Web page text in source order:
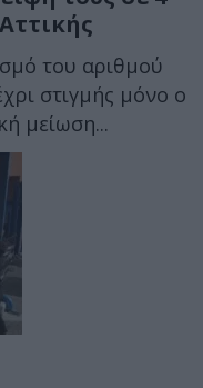
του αριθμού
στιγμής μόνο ο
μείωση...